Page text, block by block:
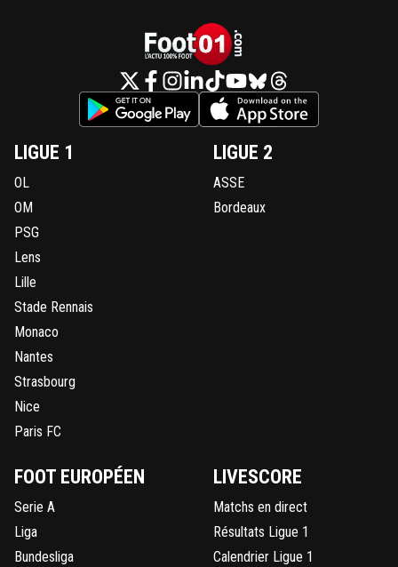
LIGUE 1
OL
OM
PSG
Lens
Lille
Stade Rennais
Monaco
Nantes
Strasbourg
Nice
Paris FC
LIGUE 2
ASSE
Bordeaux
FOOT EUROPÉEN
Serie A
Liga
Bundesliga
LIVESCORE
Matchs en direct
Résultats Ligue 1
Calendrier Ligue 1